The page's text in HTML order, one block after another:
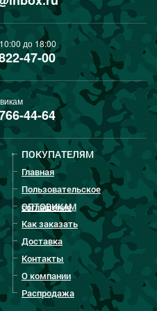
до 18:00
47-00
44-64
ПОКУПАТЕЛЯМ
Главная
Пользовательское
соглашение
ОПТОВИКАМ
Как заказать
Доставка
Контакты
О компании
Распродажа